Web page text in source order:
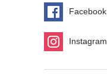
Facebook
Instagram